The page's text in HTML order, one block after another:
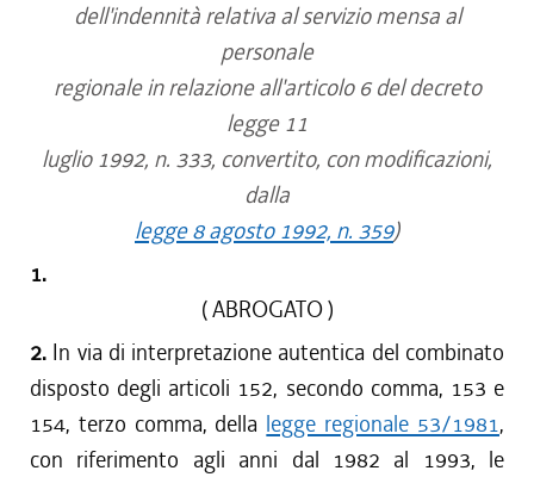
dell'indennità relativa al servizio mensa al
personale
regionale in relazione all'articolo 6 del decreto
legge 11
luglio 1992, n. 333, convertito, con modificazioni,
dalla
legge 8 agosto 1992, n. 359)
1.
( ABROGATO )
2. In via di interpretazione autentica del combinato
disposto degli articoli 152, secondo comma, 153 e
154, terzo comma, della legge regionale 53/1981,
con riferimento agli anni dal 1982 al 1993, le